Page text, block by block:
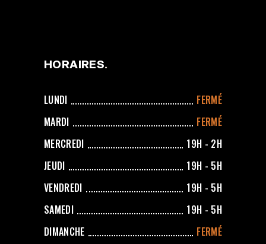
HORAIRES
LUNDI
FERMÉ
MARDI
FERMÉ
MERCREDI
19H - 2H
JEUDI
19H - 5H
VENDREDI
19H - 5H
SAMEDI
19H - 5H
DIMANCHE
FERMÉ